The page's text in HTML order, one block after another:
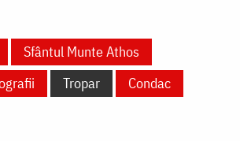
Sfântul Munte Athos
Tropar
Condac